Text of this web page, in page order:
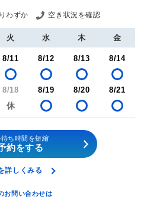
わずか 空き状況を確認
火 水 木 金
8/11 8/12 8/13 8/14
8/18 8/19 8/20 8/21
ち時間を短縮
約をする
詳しくみる
お問い合わせは